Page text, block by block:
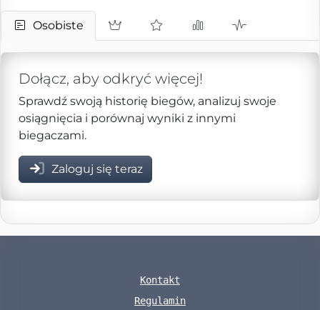
Osobiste
Dołącz, aby odkryć więcej!
Sprawdź swoją historię biegów, analizuj swoje
osiągnięcia i porównaj wyniki z innymi
biegaczami.
Zaloguj się teraz
Kontakt
Regulamin